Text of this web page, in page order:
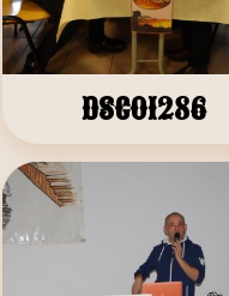
DSC01286